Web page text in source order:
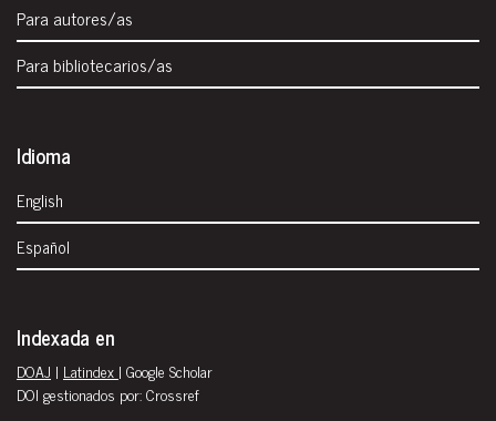
Para autores/as
Para bibliotecarios/as
Idioma
English
Español
Indexada en
DOAJ | Latindex | Google Scholar
DOI gestionados por: Crossref